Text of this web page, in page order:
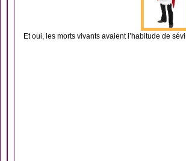
Et oui, les morts vivants avaient l’habitude de